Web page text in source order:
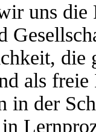
uns die
die
als
in der
in